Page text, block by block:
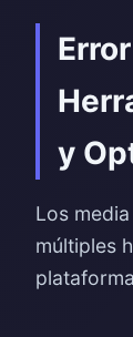
y
Los
múltiples